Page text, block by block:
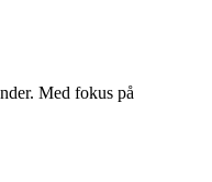
Med fokus på